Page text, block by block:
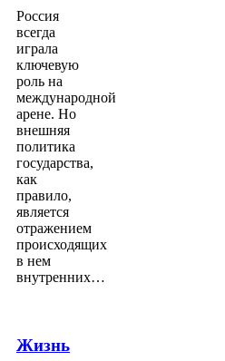
Россия
всегда
играла
ключевую
роль на
международной
арене. Но
внешняя
политика
государства,
как
правило,
является
отражением
происходящих
в нем
внутренних…
Жизнь